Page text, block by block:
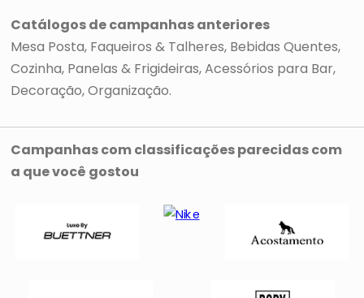
Catálogos de campanhas anteriores
Mesa Posta Faqueiros & Talheres Bebidas Quentes
Cozinha Panelas & Frigideiras Acessórios para Bar
Decoração Organização
Campanhas com classificações parecidas com
a que você gostou